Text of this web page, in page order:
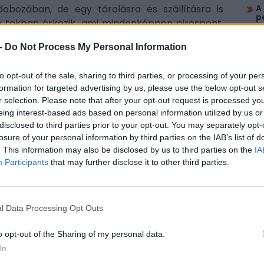
Do Not Process My Personal Information
opt-out of the sale, sharing to third parties, or processing of your
for targeted advertising by us, please use the below opt-out
selection. Please note that after your opt-out request is processed
interest-based ads based on personal information utilized by us
to third parties prior to your opt-out. You may separately
of your personal information by third parties on the IAB’s list of
This information may also be disclosed by us to third parties on the
Participants that may further disclose it to other third parties.
Data Processing Opt Outs
opt-out of the Sharing of my personal data.
de egy tárolásra és szállításra is
érkezik, ami mindenképpen pirospont.
kapcsolódással, de természetesen, ha
eszközként is. A headset töltésére alkalmas
lehetővé tevő 3,5 mm-es Jack is a
ami alapfelszerelés, nem kell külön
a termékek. Persze sok helyen
műanyagot, nem azt a fajtát, amitől már
megfogod az eszközt. A műanyag mellett
fém került. A headseten fejpánt és a
sok órás használat után is kényelmes a
súlya picit több, mint versenytársai
töltés nélküli használatot ígér RGB-fények
Szokás szerint, a gyári értékek picit
akkor megkapjuk a reális használati időket.